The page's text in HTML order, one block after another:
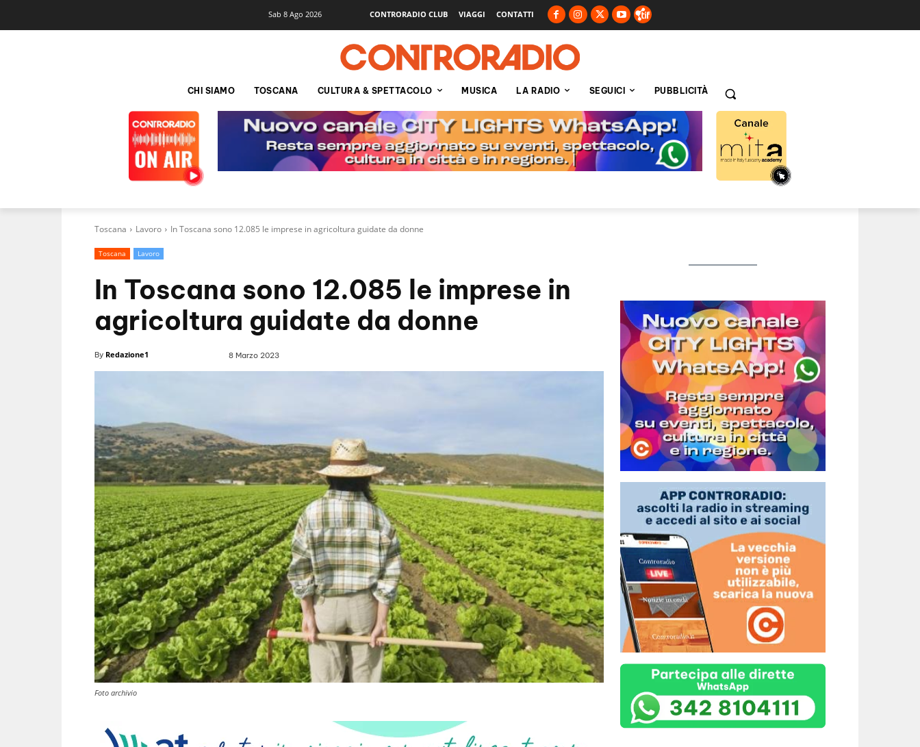
Sab 8 Ago 2026 CONTRORADIO CLUB VIAGGI CONTATTI
CHI SIAMO TOSCANA CULTURA & SPETTACOLO MUSICA LA RADIO SEGUICI PUBBLICITÀ
Toscana Lavoro In Toscana sono 12.085 le imprese in agricoltura guidate da donne
Toscana Lavoro
In Toscana sono 12.085 le imprese in
agricoltura guidate da donne
By Redazione1 8 Marzo 2023
Foto archivio